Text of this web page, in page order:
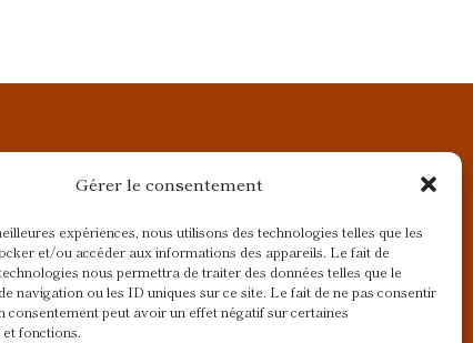
Gérer le consentement
expériences, nous utilisons des technologies telles que les
et/ou accéder aux informations des appareils. Le fait de
nous permettra de traiter des données telles que le
navigation ou les ID uniques sur ce site. Le fait de ne pas consentir
consentement peut avoir un effet négatif sur certaines
fonctions.